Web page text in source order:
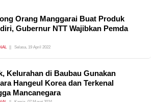
Orang Manggarai Buat Produk
Gubernur NTT Wajibkan Pemda
Selasa, 19 April 2022
Kelurahan di Baubau Gunakan
Hangeul Korea dan Terkenal
Mancanegara